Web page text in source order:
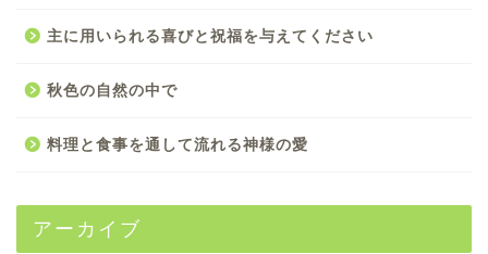
主に用いられる喜びと祝福を与えてください
秋色の自然の中で
料理と食事を通して流れる神様の愛
アーカイブ